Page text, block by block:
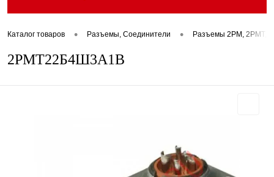
Каталог товаров • Разъемы, Соединители • Разъемы 2РМ, 2РМТ,
2РМТ22Б4Ш3А1В